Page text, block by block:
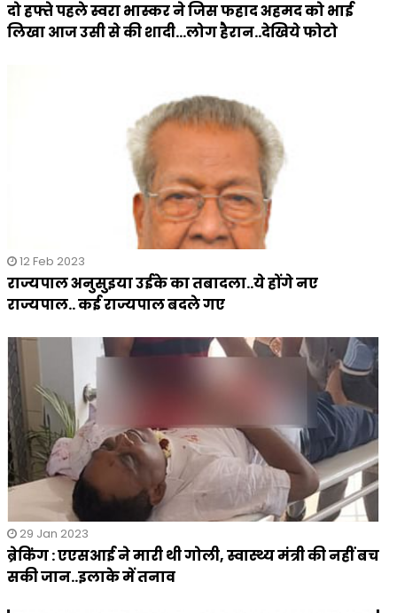
दो हफ्ते पहले स्वरा भास्कर ने जिस फहाद अहमद को भाई
लिखा आज उसी से की शादी...लोग हैरान..देखिये फोटो
12 Feb 2023
राज्यपाल अनुसुइया उईके का तबादला..ये होंगे नए
राज्यपाल.. कई राज्यपाल बदले गए
29 Jan 2023
ब्रेकिंग : एएसआई ने मारी थी गोली, स्वास्थ्य मंत्री की नहीं बच
सकी जान..इलाके में तनाव